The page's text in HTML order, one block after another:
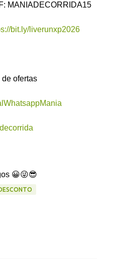
MANIADECORRIDA15
bit.ly/liverunxp2026
ofertas
😀😜😎